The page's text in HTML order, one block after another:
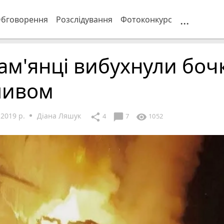
Розслідування Фотоконкурс ...
вибухнули
р. Діана Ляшук share 4 chat_bubble 7 visibility 1052